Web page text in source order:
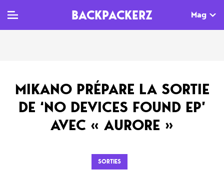
BACKPACKERZ Mag
Clips
Live
Documentaires
Dossiers
Tops
Interviews
Chroniques
Paris
Festivals
MIKANO PRÉPARE LA SORTIE
DE ‘NO DEVICES FOUND EP’
AVEC « AURORE »
SORTIES